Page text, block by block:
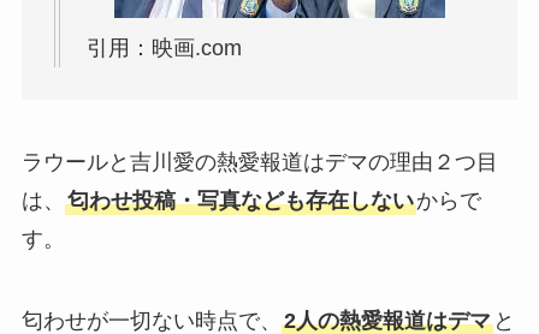
引用：映画.com
ラウールと吉川愛の熱愛報道はデマの理由２つ目
は、 匂わせ投稿・写真なども存在しないからで
す。
匂わせが一切ない時点で、 2人の熱愛報道はデマと